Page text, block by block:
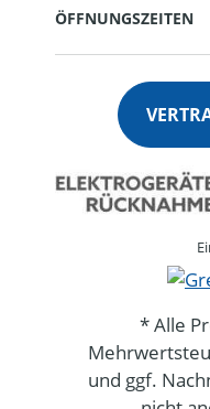
ÖFFNUNGSZEITEN
* Alle
und ggf.